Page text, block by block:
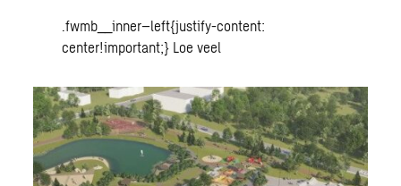
.fwmb__inner–left{justify-content:
center!important;} Loe veel